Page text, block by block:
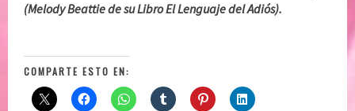
(Melody Beattie de su Libro El Lenguaje del Adiós).
COMPARTE ESTO EN: